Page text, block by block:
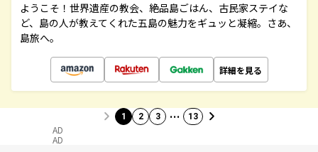
ようこそ！世界遺産の教会、絶品島ごはん、古民家ステイな
ど、島の人が教えてくれた五島の魅力をギュッと凝縮。さあ、
島旅へ。
詳細を見る
1 2 3 … 13
AD
AD